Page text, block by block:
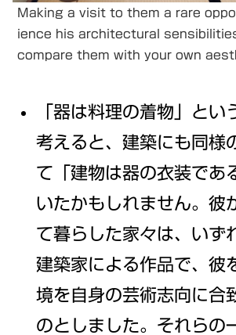
Making a visit to them a rare
ience his architectural
compare them with your own
「器は料理の着物」とい
考えると、建築にも同様
て「建物は器の衣装であ
いたかもしれません。彼
て暮らした家々は、いず
建築家による作品で、彼
境を自身の芸術志向に合
のとしました。それらの